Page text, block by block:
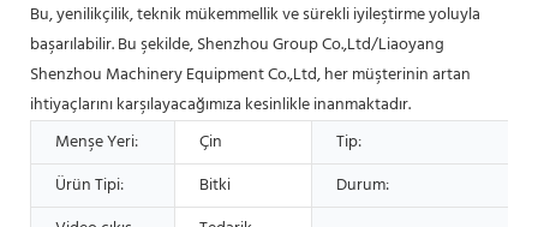
Bu, yenilikçilik, teknik mükemmellik ve sürekli iyileştirme yoluyla
başarılabilir. Bu şekilde, Shenzhou Group Co.,Ltd/Liaoyang
Shenzhou Machinery Equipment Co.,Ltd, her müşterinin artan
ihtiyaçlarını karşılayacağımıza kesinlikle inanmaktadır.
Menşe Yeri:
Çin
Tip:
Ürün Tipi:
Bitki
Durum: